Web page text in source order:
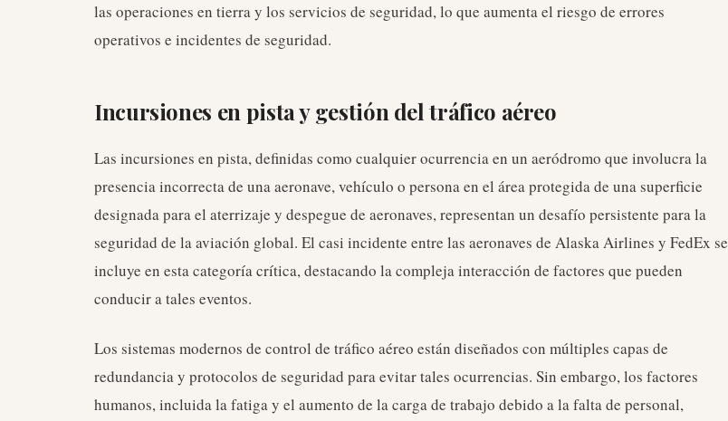
las operaciones en tierra y los servicios de seguridad, lo que aumenta el riesgo de errores
operativos e incidentes de seguridad.
Incursiones en pista y gestión del tráfico aéreo
Las incursiones en pista, definidas como cualquier ocurrencia en un aeródromo que involucra la
presencia incorrecta de una aeronave, vehículo o persona en el área protegida de una superficie
designada para el aterrizaje y despegue de aeronaves, representan un desafío persistente para la
seguridad de la aviación global. El casi incidente entre las aeronaves de Alaska Airlines y FedEx se
incluye en esta categoría crítica, destacando la compleja interacción de factores que pueden
conducir a tales eventos.
Los sistemas modernos de control de tráfico aéreo están diseñados con múltiples capas de
redundancia y protocolos de seguridad para evitar tales ocurrencias. Sin embargo, los factores
humanos, incluida la fatiga y el aumento de la carga de trabajo debido a la falta de personal,